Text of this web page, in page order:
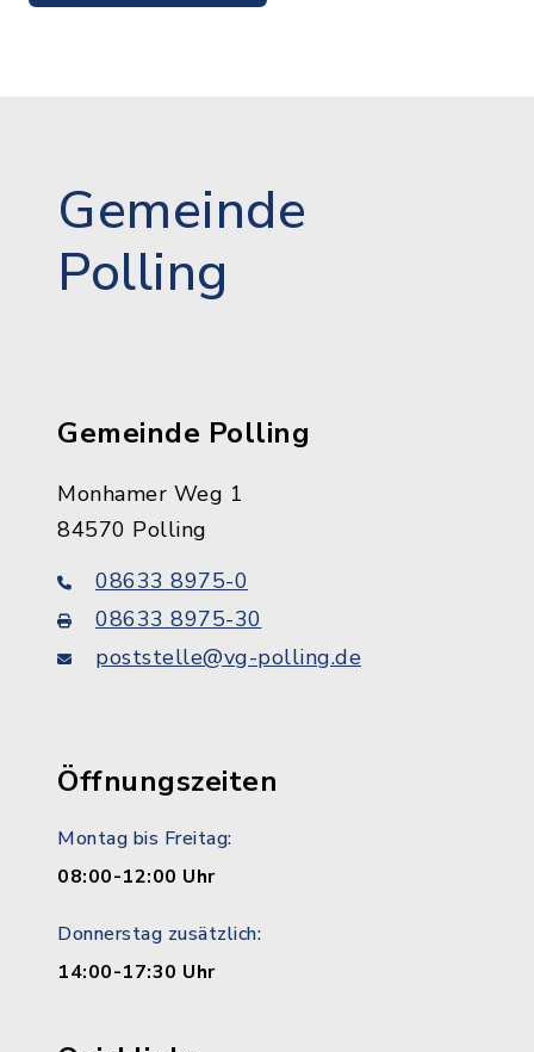
Gemeinde
Polling
Gemeinde Polling
Monhamer Weg 1
84570 Polling
08633 8975-0
08633 8975-30
poststelle@vg-polling.de
Öffnungszeiten
Montag bis Freitag:
08:00-12:00 Uhr
Donnerstag zusätzlich:
14:00-17:30 Uhr